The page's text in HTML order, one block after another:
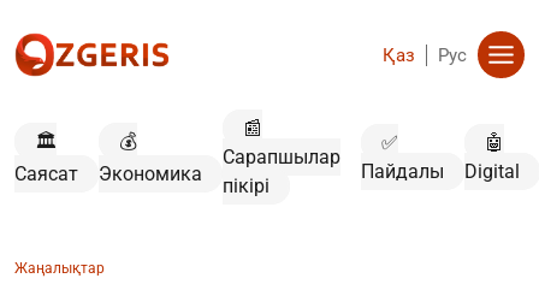
Қаз Рус
🏛️
Саясат
💰
Экономика
📰
Сарапшылар
пікірі
✅
Пайдалы
🤖
Digital
Жаңалықтар